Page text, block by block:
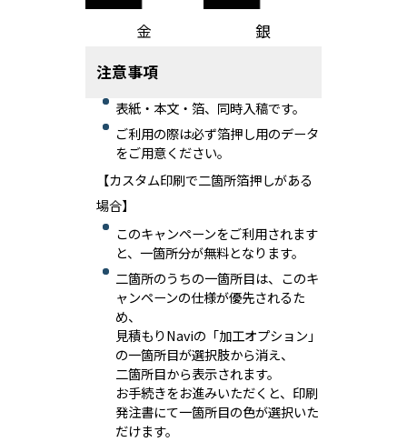
金
銀
注意事項
表紙・本文・箔、同時入稿です。
ご利用の際は必ず箔押し用のデータ
をご用意ください。
【カスタム印刷で二箇所箔押しがある
場合】
このキャンペーンをご利用されます
と、一箇所分が無料となります。
二箇所のうちの一箇所目は、このキ
ャンペーンの仕様が優先されるた
め、
見積もりNaviの「加工オプション」
の一箇所目が選択肢から消え、
二箇所目から表示されます。
お手続きをお進みいただくと、印刷
発注書にて一箇所目の色が選択いた
だけます。